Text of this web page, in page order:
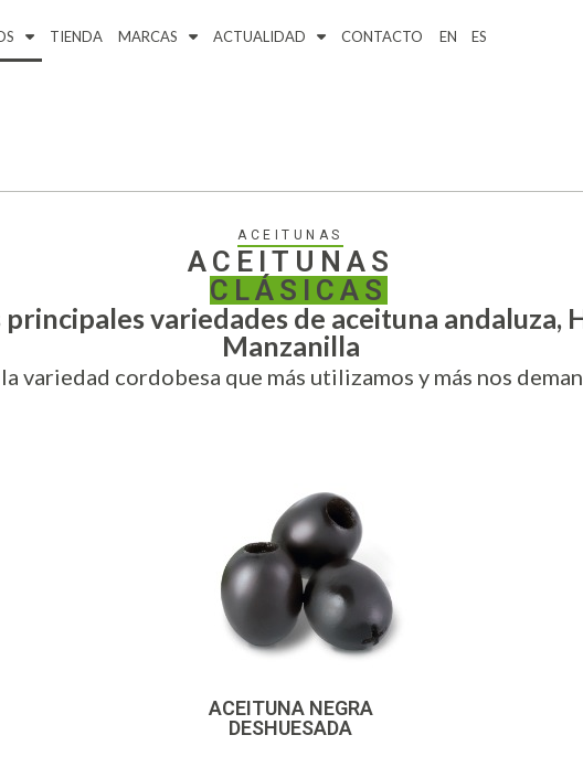
TIENDA MARCAS ACTUALIDAD CONTACTO EN ES
ACEITUNAS
ACEITUNAS
CLÁSICAS
principales variedades de aceituna andaluza,
Manzanilla
variedad cordobesa que más utilizamos y más nos
ACEITUNA NEGRA
DESHUESADA